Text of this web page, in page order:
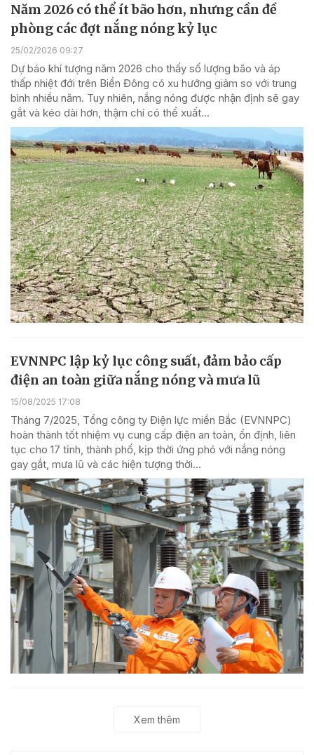
Năm 2026 có thể ít bão hơn, nhưng cần đề
phòng các đợt nắng nóng kỷ lục
25/02/2026 09:27
Dự báo khí tượng năm 2026 cho thấy số lượng bão và áp
thấp nhiệt đới trên Biển Đông có xu hướng giảm so với trung
bình nhiều năm. Tuy nhiên, nắng nóng được nhận định sẽ gay
gắt và kéo dài hơn, thậm chí có thể xuất...
EVNNPC lập kỷ lục công suất, đảm bảo cấp
điện an toàn giữa nắng nóng và mưa lũ
15/08/2025 17:08
Tháng 7/2025, Tổng công ty Điện lực miền Bắc (EVNNPC)
hoàn thành tốt nhiệm vụ cung cấp điện an toàn, ổn định, liên
tục cho 17 tỉnh, thành phố, kịp thời ứng phó với nắng nóng
gay gắt, mưa lũ và các hiện tượng thời...
Xem thêm